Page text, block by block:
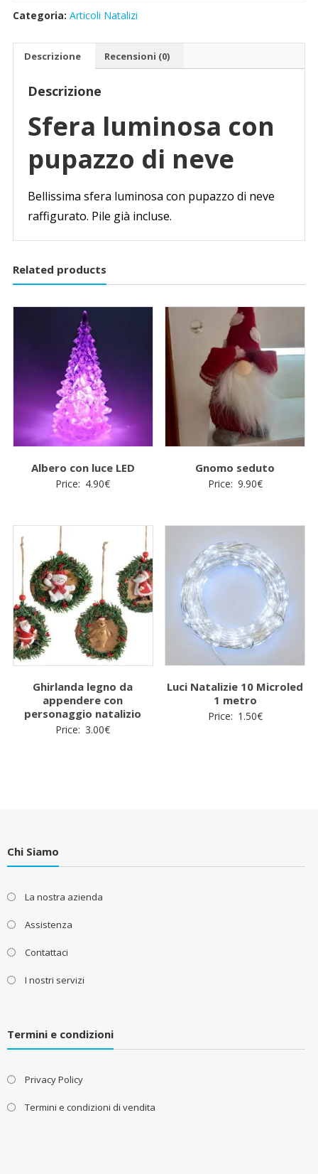
pupazzo
neve
Categoria: Articoli Natalizi
Descrizione Recensioni (0)
Descrizione
Sfera luminosa con
pupazzo di neve
Bellissima sfera luminosa con pupazzo di neve
raffigurato. Pile già incluse.
Related products
Albero con luce LED
Price: 4.90€
Gnomo seduto
Price: 9.90€
Ghirlanda legno da
appendere con
personaggio natalizio
Price: 3.00€
Luci Natalizie 10 Microled
1 metro
Price: 1.50€
Chi Siamo
La nostra azienda
Assistenza
Contattaci
I nostri servizi
Termini e condizioni
Privacy Policy
Termini e condizioni di vendita